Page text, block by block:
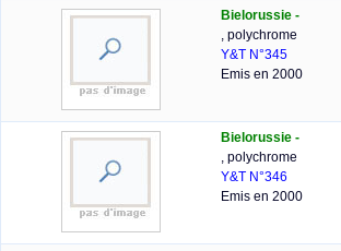
Bielorussie -
, polychrome
Y&T N°345
Emis en 2000
Bielorussie -
, polychrome
Y&T N°346
Emis en 2000